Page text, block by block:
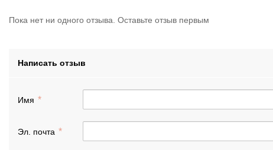
Пока нет ни одного отзыва. Оставьте отзыв первым
Написать отзыв
Имя
Эл. почта